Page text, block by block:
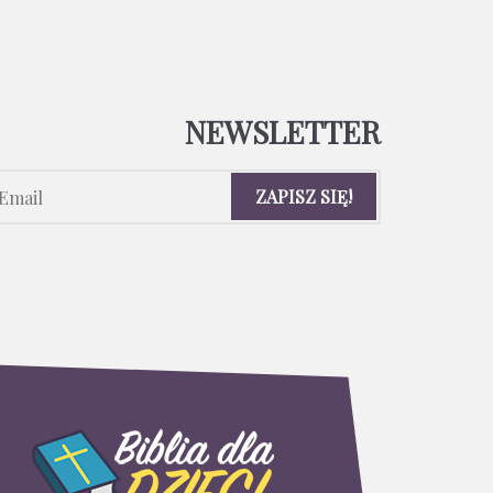
NEWSLETTER